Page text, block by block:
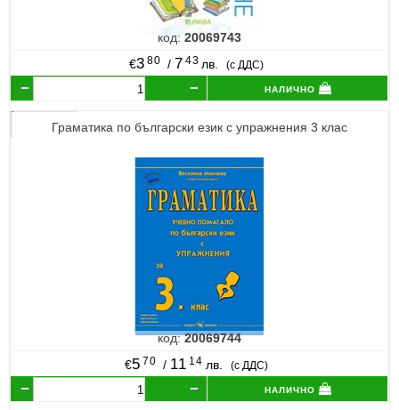
код: 20069743
€3 80 / 7 43 лв. (с ДДС)
налично
Граматика по български език с упражнения 3 клас
код:20069744
€5 70 / 11 14 лв. (с ДДС)
налично